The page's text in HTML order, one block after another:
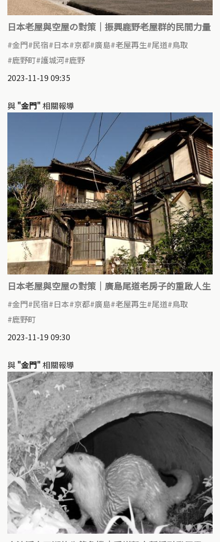
日本老屋與空屋の對策｜振興鹿野老屋群的民間力量
金門 民宿 日本 京都 廣島 老屋再生 尾道 鳥取
鹿野町 護城河 鹿野
2023-11-19 09:35
與 "金門" 相關報導
日本老屋與空屋の對策｜廣島尾道老房子的重啟人生
金門 民宿 日本 京都 廣島 老屋再生 尾道 鳥取
鹿野町
2023-11-19 09:30
與 "金門" 相關報導